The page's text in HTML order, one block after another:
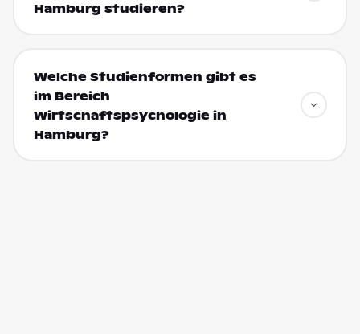
Hamburg studieren?
Welche Studienformen gibt es
im Bereich
Wirtschaftspsychologie in
Hamburg?